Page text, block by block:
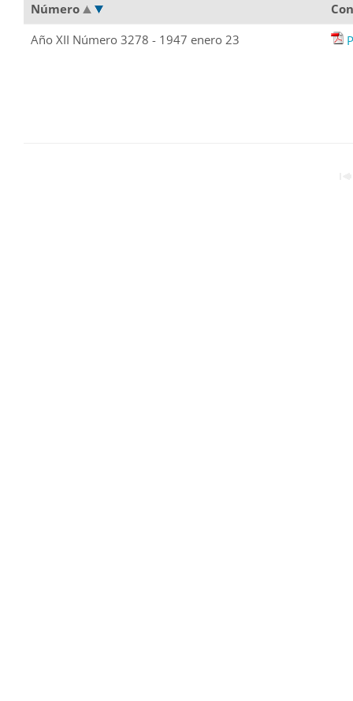
Número
Año XII Número 3278 - 1947 enero 23